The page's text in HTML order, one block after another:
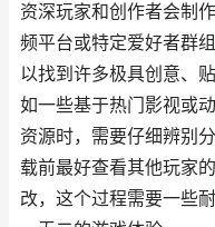
资深玩家和创作者会制
频平台或特定爱好者群
以找到许多极具创意、
如一些基于热门影视或
资源时，需要仔细辨别
载前最好查看其他玩家
改，这个过程需要一些